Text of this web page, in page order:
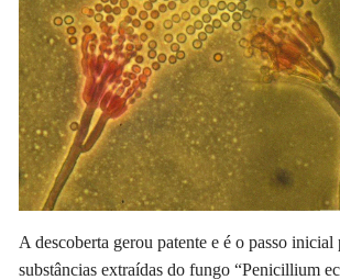
A descoberta gerou patente e é o passo inicial
substâncias extraídas do fungo “Penicillium